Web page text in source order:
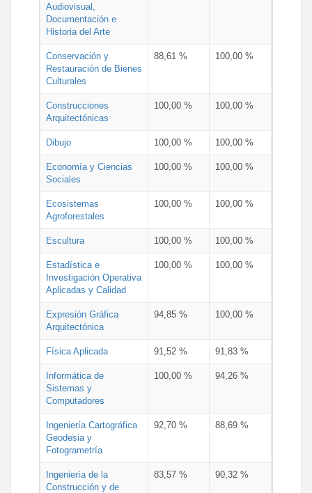
Audiovisual,
Documentación e
Historia del Arte
Conservación y
Restauración de Bienes
Culturales
88,61 % 100,00 %
Construcciones
Arquitectónicas
100,00 % 100,00 %
Dibujo 100,00 % 100,00 %
Economía y Ciencias
Sociales
100,00 % 100,00 %
Ecosistemas
Agroforestales
100,00 % 100,00 %
Escultura 100,00 % 100,00 %
Estadística e
Investigación Operativa
Aplicadas y Calidad
100,00 % 100,00 %
Expresión Gráfica
Arquitectónica
94,85 % 100,00 %
Física Aplicada 91,52 % 91,83 %
Informática de
Sistemas y
Computadores
100,00 % 94,26 %
Ingeniería Cartográfica
Geodesia y
Fotogrametría
92,70 % 88,69 %
Ingeniería de la
Construcción y de
83,57 % 90,32 %